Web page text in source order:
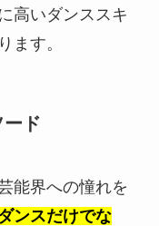
高いダンススキ
ます。
ド
能界への憧れを
ンスだけでな